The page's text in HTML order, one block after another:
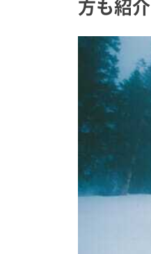
方も紹介